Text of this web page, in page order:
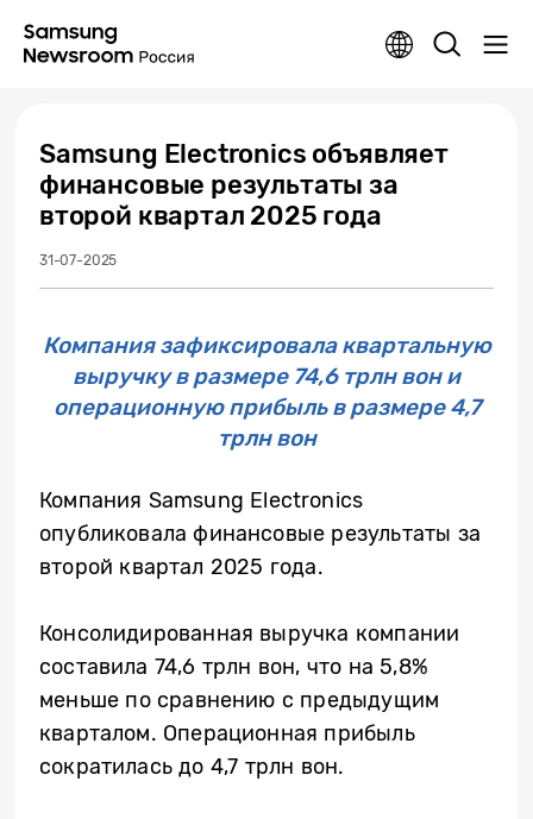
Samsung Electronics объявляет
финансовые результаты за
второй квартал 2025 года
31-07-2025
Компания зафиксировала квартальную
выручку в размере 74,6 трлн вон и
операционную прибыль в размере 4,7
трлн вон
Компания Samsung Electronics
опубликовала финансовые результаты за
второй квартал 2025 года.
Консолидированная выручка компании
составила 74,6 трлн вон, что на 5,8%
меньше по сравнению с предыдущим
кварталом. Операционная прибыль
сократилась до 4,7 трлн вон.